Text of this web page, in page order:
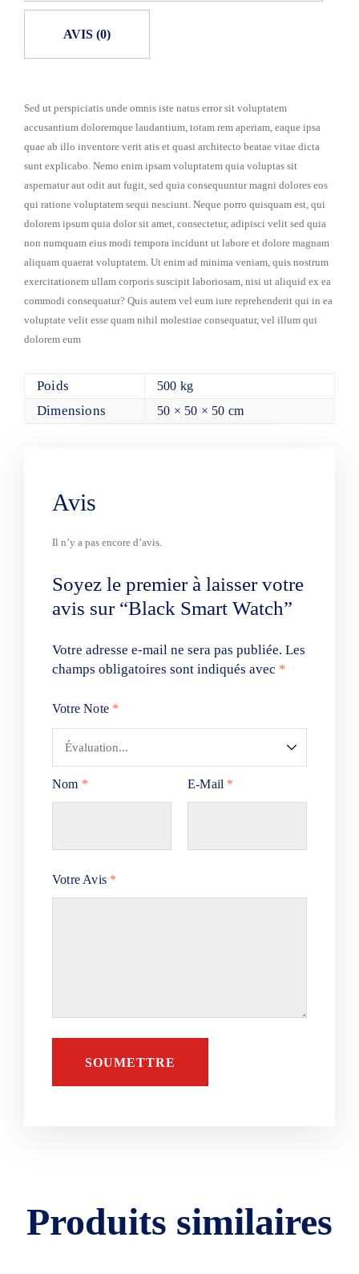
AVIS (0)
Sed ut perspiciatis unde omnis iste natus error sit voluptatem
accusantium doloremque laudantium, totam rem aperiam, eaque ipsa
quae ab illo inventore verit atis et quasi architecto beatae vitae dicta
sunt explicabo. Nemo enim ipsam voluptatem quia voluptas sit
aspernatur aut odit aut fugit, sed quia consequuntur magni dolores eos
qui ratione voluptatem sequi nesciunt. Neque porro quisquam est, qui
dolorem ipsum quia dolor sit amet, consectetur, adipisci velit sed quia
non numquam eius modi tempora incidunt ut labore et dolore magnam
aliquam quaerat voluptatem. Ut enim ad minima veniam, quis nostrum
exercitationem ullam corporis suscipit laboriosam, nisi ut aliquid ex ea
commodi consequatur? Quis autem vel eum iure reprehenderit qui in ea
voluptate velit esse quam nihil molestiae consequatur, vel illum qui
dolorem eum
Poids 500 kg
Dimensions 50 × 50 × 50 cm
Avis
Il n’y a pas encore d’avis.
Soyez le premier à laisser votre
avis sur “Black Smart Watch”
Votre adresse e-mail ne sera pas publiée. Les
champs obligatoires sont indiqués avec *
Votre Note *
Votre Avis *
Nom * E-Mail *
Produits similaires